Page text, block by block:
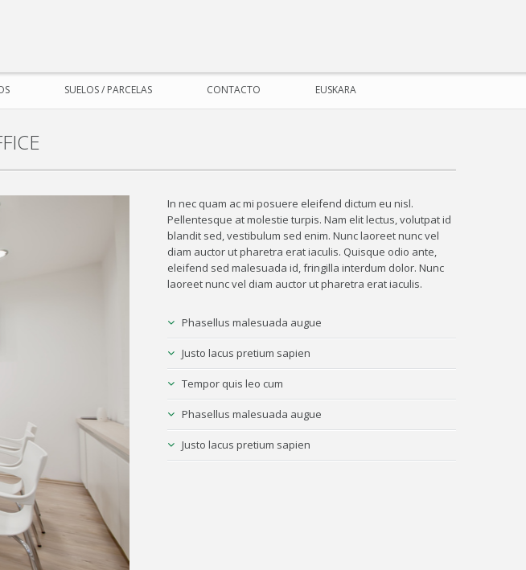
SUELOS / PARCELAS CONTACTO EUSKARA
In nec quam ac mi posuere eleifend dictum eu nisl.
Pellentesque at molestie turpis. Nam elit lectus, volutpat id
blandit sed, vestibulum sed enim. Nunc laoreet nunc vel
diam auctor ut pharetra erat iaculis. Quisque odio ante,
eleifend sed malesuada id, fringilla interdum dolor. Nunc
laoreet nunc vel diam auctor ut pharetra erat iaculis.
Phasellus malesuada augue
Justo lacus pretium sapien
Tempor quis leo cum
Phasellus malesuada augue
Justo lacus pretium sapien